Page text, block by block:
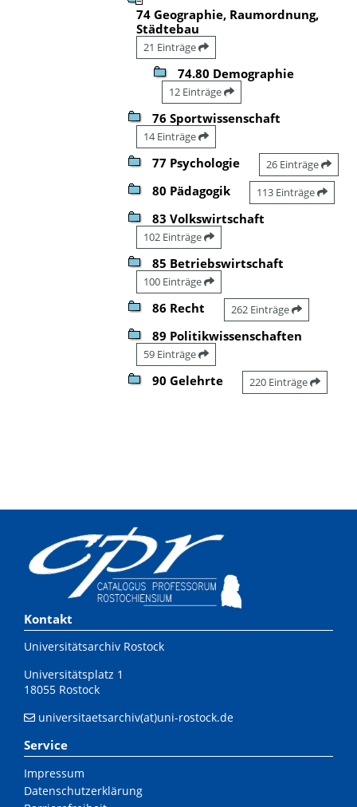
74 Geographie, Raumordnung,
Städtebau
21 Einträge
74.80 Demographie
12 Einträge
76 Sportwissenschaft
14 Einträge
77 Psychologie 26 Einträge
80 Pädagogik 113 Einträge
83 Volkswirtschaft
102 Einträge
85 Betriebswirtschaft
100 Einträge
86 Recht 262 Einträge
89 Politikwissenschaften
59 Einträge
90 Gelehrte 220 Einträge
Kontakt
Universitätsarchiv Rostock
Universitätsplatz 1
18055 Rostock
universitaetsarchiv(at)uni-rostock.de
Service
Impressum
Datenschutzerklärung